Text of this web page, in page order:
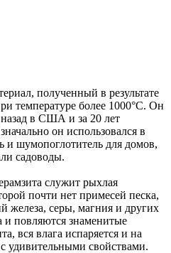
полученный в результате
температуре более 1000°С. Он
назад в США и за 20 лет
он использовался в
и шумопоглотитель для домов,
садоводы.
служит рыхлая
почти нет примесей песка,
железа, серы, магния и других
повляются знаменитые
вся влага испаряется и на
удивительными свойствами.